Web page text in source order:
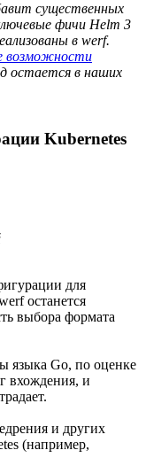
существенных
фичи Helm 3
в werf.
возможности
остается в наших
Kubernetes
для
останется
выбора формата
языка Go, по оценке
вхождения, и
и других
(например,